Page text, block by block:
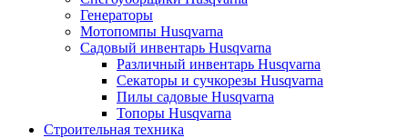
Генераторы
Мотопомпы Husqvarna
Садовый инвентарь Husqvarna
Различный инвентарь Husqvarna
Секаторы и сучкорезы Husqvarna
Пилы садовые Husqvarna
Топоры Husqvarna
Строительная техника